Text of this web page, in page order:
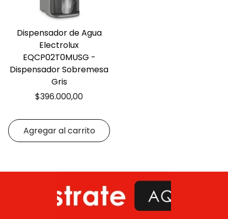
Dispensador de Agua
Electrolux
EQCP02T0MUSG -
Dispensador Sobremesa
Gris
Precio
$396.000,00
Agregar al carrito